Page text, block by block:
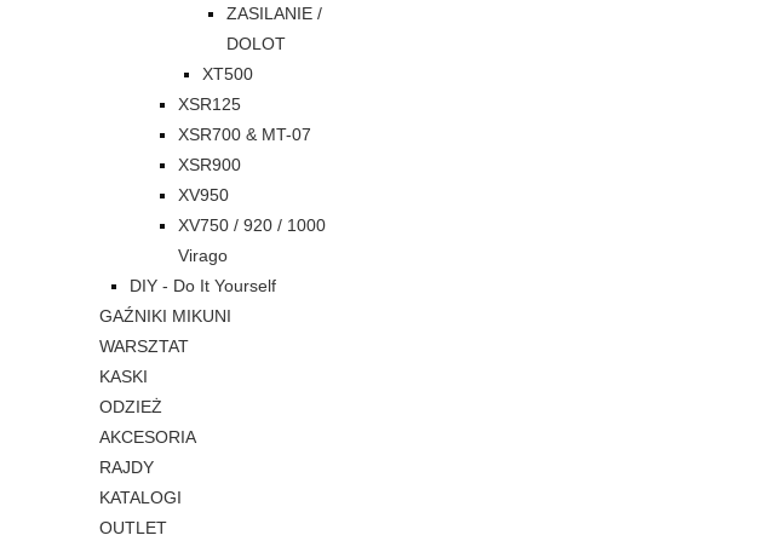
ZASILANIE /
DOLOT
XT500
XSR125
XSR700 & MT-07
XSR900
XV950
XV750 / 920 / 1000
Virago
DIY - Do It Yourself
GAŹNIKI MIKUNI
WARSZTAT
KASKI
ODZIEŻ
AKCESORIA
RAJDY
KATALOGI
OUTLET